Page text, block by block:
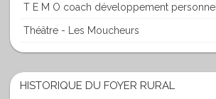
T E M O coach développement personnel
Théâtre - Les Moucheurs
HISTORIQUE DU FOYER RURAL